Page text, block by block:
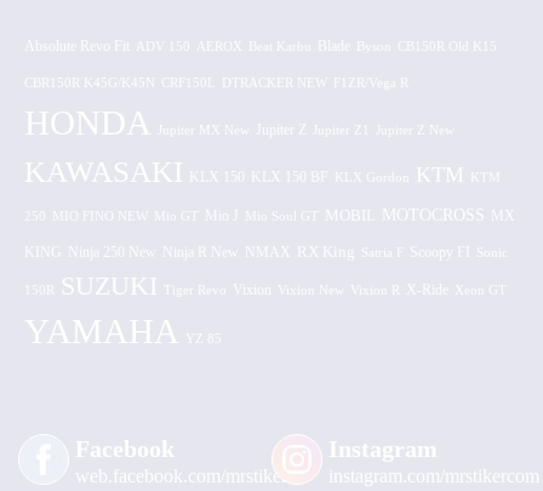
Absolute Revo Fit ADV 150 AEROX CB150R Old K15
CBR150R K45G/K45N CRF150L DTRACKER NEW F1ZR/Vega R
HONDA Jupiter MX New Jupiter Z
KAWASAKI KLX 150 KLX 150 BF KLX Gordon KTM KTM
250 MIO FINO NEW Mio GT Mio J Mio Soul GT MOBIL MOTOCROSS MX
KING Ninja 250 New Ninja R New NMAX RX King Satria F Scoopy FI Sonic
150R SUZUKI Tiger Revo Vixion Vixion New Vixion R X-Ride Xeon GT
YAMAHA YZ 85
Facebook
web.facebook.com/mrstiker
Instagram
instagram.com/mrstikercom